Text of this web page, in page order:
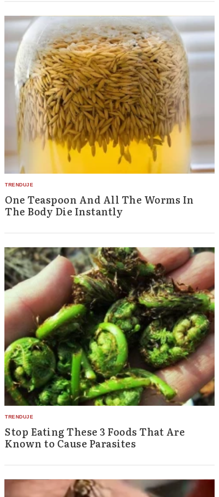
One Teaspoon And All The Worms In
The Body Die Instantly
Stop Eating These 3 Foods That Are
Known to Cause Parasites